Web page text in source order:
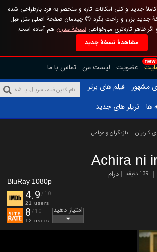
جدید و کلی امکانات تازه و منحصر به فرد بازطراحی شده
جدید بزن و راحت بگرد 😊 چیدمان صفحهٔ اصلی مثل قبل
اگر ظاهر تازه‌تری می‌خواهینسخهٔ مدرن هم آماده است.
مشاهدهٔ نسخهٔ جدید
new
عضویت لیست من تماس با ما
مشهور
فیلم های برتر
ها تریلر های جدید
کاربران بازیگران و عوامل
139 دقیقه درام
BluRay 1080p
4.9 /10
21 users
8 /10
12 users
امتیاز دهید